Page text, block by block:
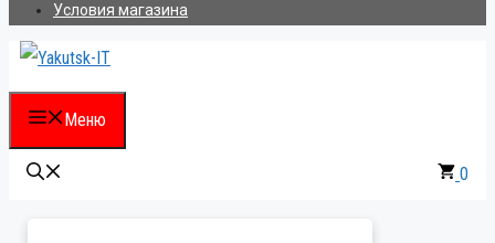
Условия магазина
Меню
0